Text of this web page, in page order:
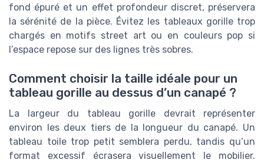
fond épuré et un effet profondeur discret, préservera
la sérénité de la pièce. Évitez les tableaux gorille trop
chargés en motifs street art ou en couleurs pop si
l’espace repose sur des lignes très sobres.
Comment choisir la taille idéale pour un
tableau gorille au dessus d’un canapé ?
La largeur du tableau gorille devrait représenter
environ les deux tiers de la longueur du canapé. Un
tableau toile trop petit semblera perdu, tandis qu’un
format excessif écrasera visuellement le mobilier.